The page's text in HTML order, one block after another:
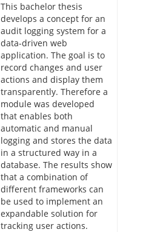
This bachelor thesis
develops a concept for an
audit logging system for a
data-driven web
application. The goal is to
record changes and user
actions and display them
transparently. Therefore a
module was developed
that enables both
automatic and manual
logging and stores the data
in a structured way in a
database. The results show
that a combination of
different frameworks can
be used to implement an
expandable solution for
tracking user actions.